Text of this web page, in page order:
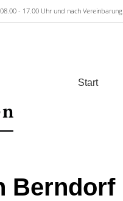
- 17.00 Uhr und nach Vereinbarung
Start
Berndorf